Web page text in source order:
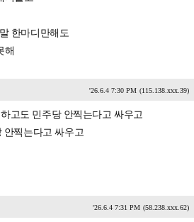
한마디만해도
해
'26.6.4 7:30 PM (115.138.xxx.39)
고도 민주당 안찍는다고 싸우고
안찍는다고 싸우고
'26.6.4 7:31 PM (58.238.xxx.62)